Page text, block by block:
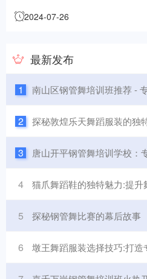
2024-07-26
最新发布
1 南山区钢管舞培训班推荐 -
2 探秘敦煌乐天舞蹈服装的独
3 唐山开平钢管舞培训学校：
4 猫爪舞蹈鞋的独特魅力:提
5 探秘钢管舞比赛的幕后故事
6 墩王舞蹈服装选择技巧:打造